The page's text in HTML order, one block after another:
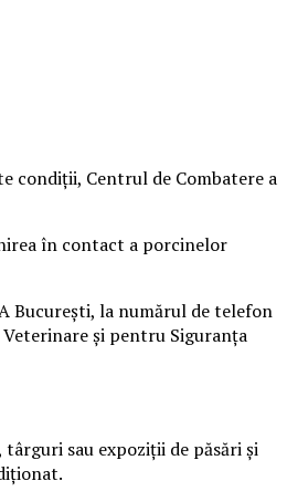
condiții, Centrul de Combatere a
în contact a porcinelor
București, la numărul de telefon
și pentru Siguranța
sau expoziții de păsări și